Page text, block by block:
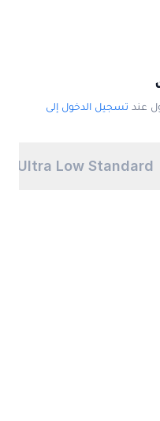
عند تسجيل الدخول إلى
Ultra Low Standard